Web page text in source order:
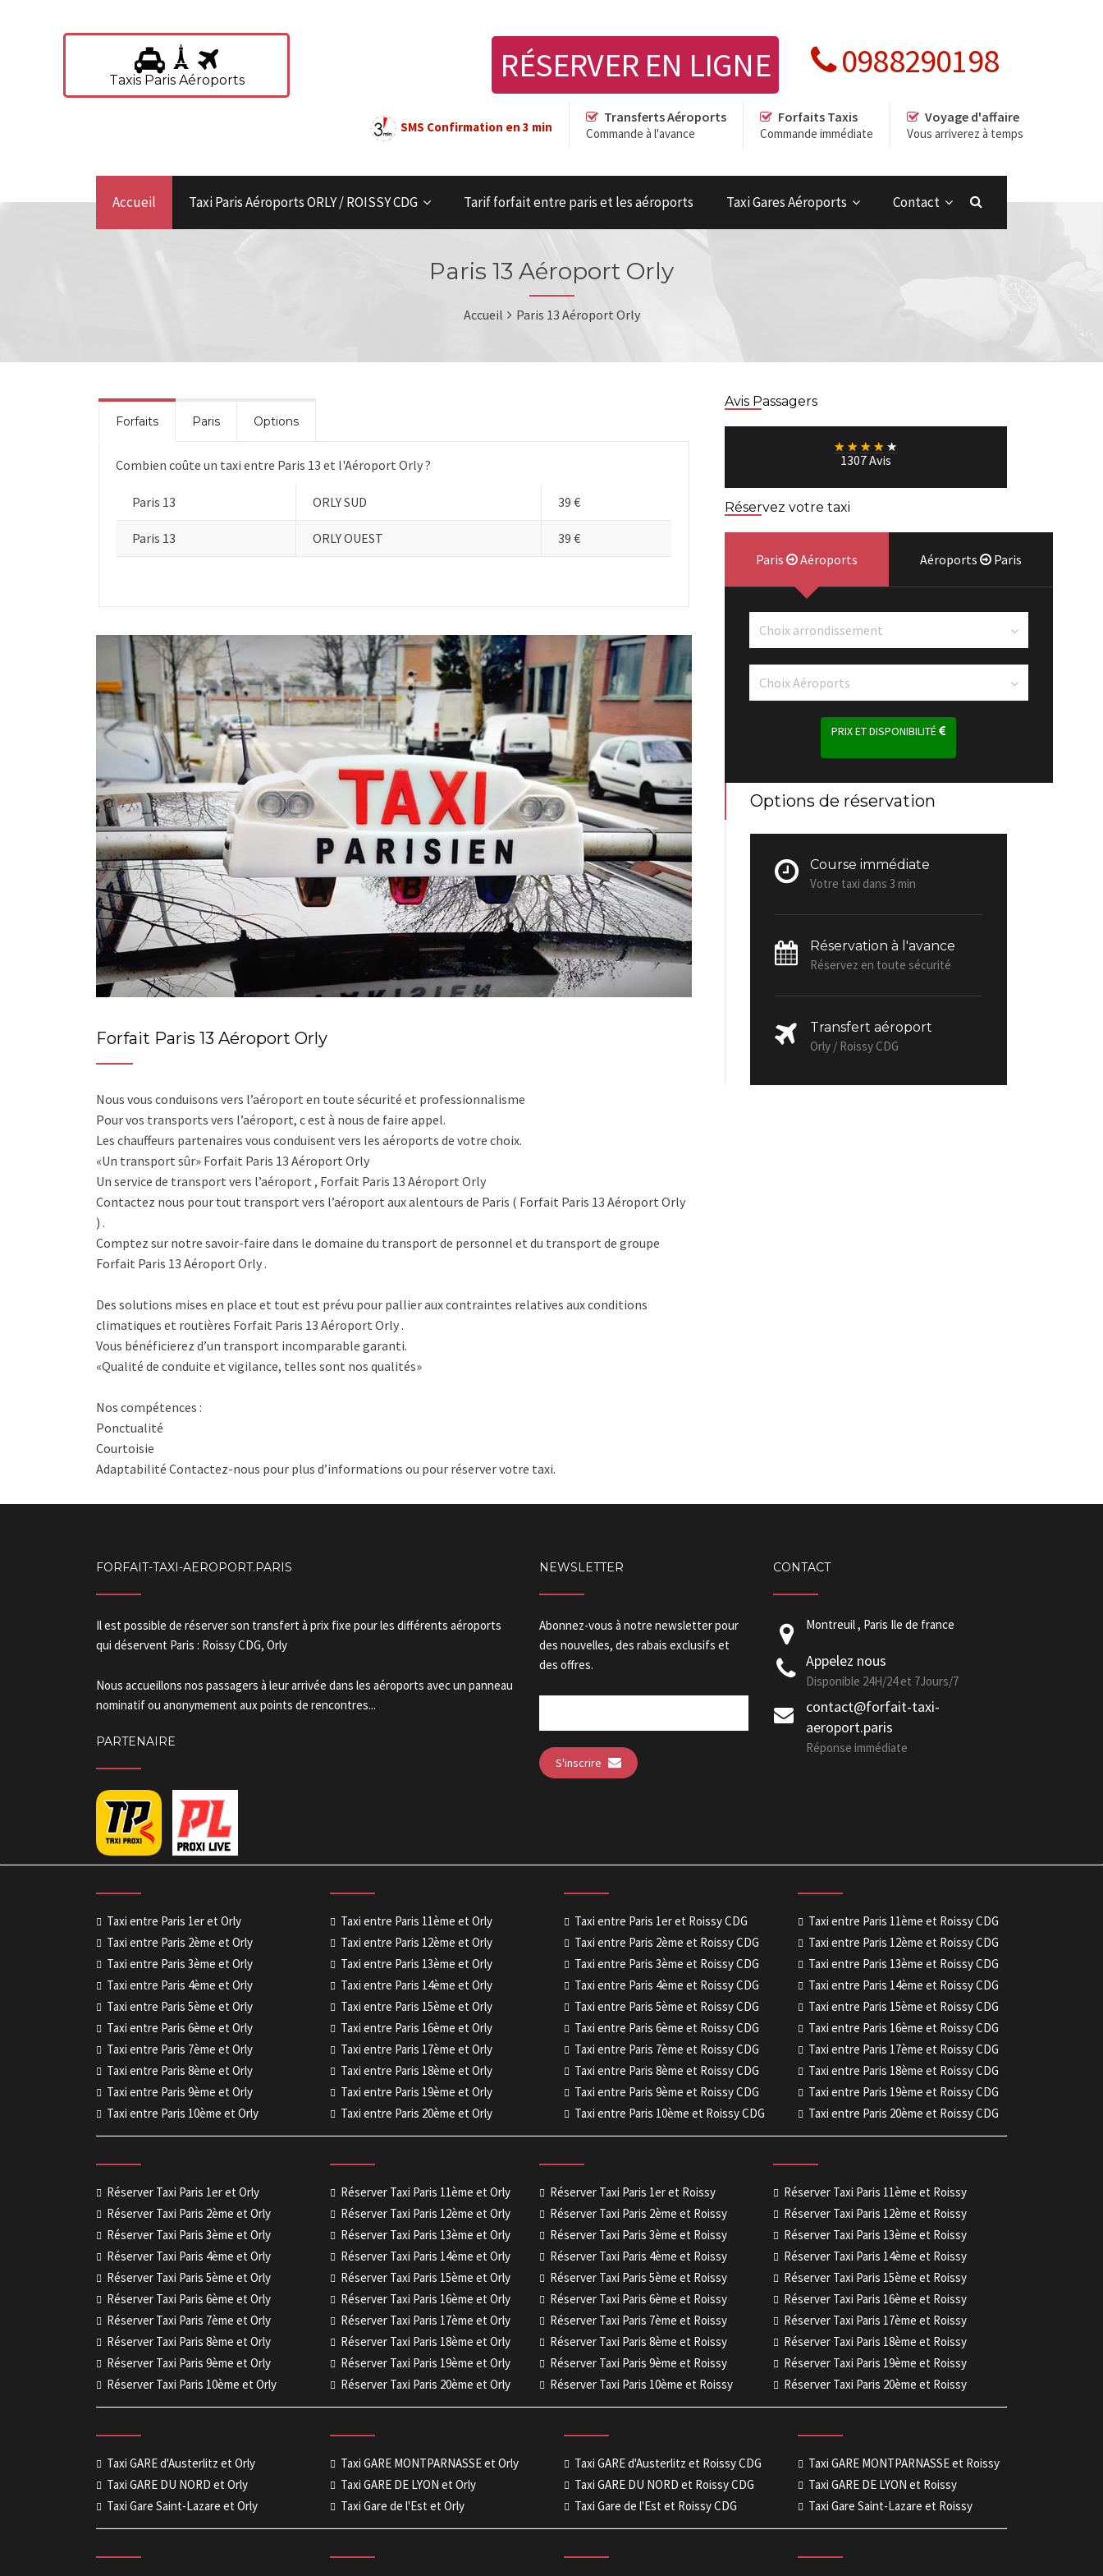
Taxis Paris Aéroports RÉSERVER EN LIGNE 0988290198
SMS Confirmation en 3 min
Transferts Aéroports
Commande à l'avance
Forfaits Taxis
Commande immédiate
Voyage d'affaire
Vous arriverez à temps
Accueil Taxi Paris Aéroports ORLY / ROISSY CDG Tarif forfait entre paris et les aéroports Taxi Gares Aéroports Contact
Paris 13 Aéroport Orly
Accueil Paris 13 Aéroport Orly
Avis Passagers
★ ★ ★ ★ ★
1307 Avis
Réservez votre taxi
Paris Aéroports Aéroports Paris
PRIX ET DISPONIBILITÉ
Options de réservation
Course immédiate
Votre taxi dans 3 min
Réservation à l'avance
Réservez en toute sécurité
Transfert aéroport
Orly / Roissy CDG
Forfaits Paris Options
Combien coûte un taxi entre Paris 13 et l'Aéroport Orly ?
Paris 13 ORLY SUD 39 €
Paris 13 ORLY OUEST 39 €
Forfait Paris 13 Aéroport Orly
Nous vous conduisons vers l’aéroport en toute sécurité et professionnalisme
Pour vos transports vers l’aéroport, c est à nous de faire appel.
Les chauffeurs partenaires vous conduisent vers les aéroports de votre choix.
«Un transport sûr» Forfait Paris 13 Aéroport Orly
Un service de transport vers l’aéroport , Forfait Paris 13 Aéroport Orly
Contactez nous pour tout transport vers l’aéroport aux alentours de Paris ( Forfait Paris 13 Aéroport Orly
) .
Comptez sur notre savoir-faire dans le domaine du transport de personnel et du transport de groupe
Forfait Paris 13 Aéroport Orly .
Des solutions mises en place et tout est prévu pour pallier aux contraintes relatives aux conditions
climatiques et routières Forfait Paris 13 Aéroport Orly .
Vous bénéficierez d’un transport incomparable garanti.
«Qualité de conduite et vigilance, telles sont nos qualités»
Nos compétences :
Ponctualité
Courtoisie
Adaptabilité Contactez-nous pour plus d’informations ou pour réserver votre taxi.
FORFAIT-TAXI-AEROPORT.PARIS
Il est possible de réserver son transfert à prix fixe pour les différents aéroports
qui déservent Paris : Roissy CDG, Orly
Nous accueillons nos passagers à leur arrivée dans les aéroports avec un panneau
nominatif ou anonymement aux points de rencontres...
PARTENAIRE
NEWSLETTER
Abonnez-vous à notre newsletter pour
des nouvelles, des rabais exclusifs et
des offres.
S'inscrire
CONTACT
Montreuil , Paris Ile de france
Appelez nous
Disponible 24H/24 et 7Jours/7
contact@forfait-taxi-
aeroport.paris
Réponse immédiate
Taxi entre Paris 1er et Orly
Taxi entre Paris 2ème et Orly
Taxi entre Paris 3ème et Orly
Taxi entre Paris 4ème et Orly
Taxi entre Paris 5ème et Orly
Taxi entre Paris 6ème et Orly
Taxi entre Paris 7ème et Orly
Taxi entre Paris 8ème et Orly
Taxi entre Paris 9ème et Orly
Taxi entre Paris 10ème et Orly
Taxi entre Paris 11ème et Orly
Taxi entre Paris 12ème et Orly
Taxi entre Paris 13ème et Orly
Taxi entre Paris 14ème et Orly
Taxi entre Paris 15ème et Orly
Taxi entre Paris 16ème et Orly
Taxi entre Paris 17ème et Orly
Taxi entre Paris 18ème et Orly
Taxi entre Paris 19ème et Orly
Taxi entre Paris 20ème et Orly
Taxi entre Paris 1er et Roissy CDG
Taxi entre Paris 2ème et Roissy CDG
Taxi entre Paris 3ème et Roissy CDG
Taxi entre Paris 4ème et Roissy CDG
Taxi entre Paris 5ème et Roissy CDG
Taxi entre Paris 6ème et Roissy CDG
Taxi entre Paris 7ème et Roissy CDG
Taxi entre Paris 8ème et Roissy CDG
Taxi entre Paris 9ème et Roissy CDG
Taxi entre Paris 10ème et Roissy CDG
Taxi entre Paris 11ème et Roissy CDG
Taxi entre Paris 12ème et Roissy CDG
Taxi entre Paris 13ème et Roissy CDG
Taxi entre Paris 14ème et Roissy CDG
Taxi entre Paris 15ème et Roissy CDG
Taxi entre Paris 16ème et Roissy CDG
Taxi entre Paris 17ème et Roissy CDG
Taxi entre Paris 18ème et Roissy CDG
Taxi entre Paris 19ème et Roissy CDG
Taxi entre Paris 20ème et Roissy CDG
Réserver Taxi Paris 1er et Orly
Réserver Taxi Paris 2ème et Orly
Réserver Taxi Paris 3ème et Orly
Réserver Taxi Paris 4ème et Orly
Réserver Taxi Paris 5ème et Orly
Réserver Taxi Paris 6ème et Orly
Réserver Taxi Paris 7ème et Orly
Réserver Taxi Paris 8ème et Orly
Réserver Taxi Paris 9ème et Orly
Réserver Taxi Paris 10ème et Orly
Réserver Taxi Paris 11ème et Orly
Réserver Taxi Paris 12ème et Orly
Réserver Taxi Paris 13ème et Orly
Réserver Taxi Paris 14ème et Orly
Réserver Taxi Paris 15ème et Orly
Réserver Taxi Paris 16ème et Orly
Réserver Taxi Paris 17ème et Orly
Réserver Taxi Paris 18ème et Orly
Réserver Taxi Paris 19ème et Orly
Réserver Taxi Paris 20ème et Orly
Réserver Taxi Paris 1er et Roissy
Réserver Taxi Paris 2ème et Roissy
Réserver Taxi Paris 3ème et Roissy
Réserver Taxi Paris 4ème et Roissy
Réserver Taxi Paris 5ème et Roissy
Réserver Taxi Paris 6ème et Roissy
Réserver Taxi Paris 7ème et Roissy
Réserver Taxi Paris 8ème et Roissy
Réserver Taxi Paris 9ème et Roissy
Réserver Taxi Paris 10ème et Roissy
Réserver Taxi Paris 11ème et Roissy
Réserver Taxi Paris 12ème et Roissy
Réserver Taxi Paris 13ème et Roissy
Réserver Taxi Paris 14ème et Roissy
Réserver Taxi Paris 15ème et Roissy
Réserver Taxi Paris 16ème et Roissy
Réserver Taxi Paris 17ème et Roissy
Réserver Taxi Paris 18ème et Roissy
Réserver Taxi Paris 19ème et Roissy
Réserver Taxi Paris 20ème et Roissy
Taxi GARE d'Austerlitz et Orly
Taxi GARE DU NORD et Orly
Taxi Gare Saint-Lazare et Orly
Taxi GARE MONTPARNASSE et Orly
Taxi GARE DE LYON et Orly
Taxi Gare de l'Est et Orly
Taxi GARE d'Austerlitz et Roissy CDG
Taxi GARE DU NORD et Roissy CDG
Taxi Gare de l'Est et Roissy CDG
Taxi GARE MONTPARNASSE et Roissy
Taxi GARE DE LYON et Roissy
Taxi Gare Saint-Lazare et Roissy